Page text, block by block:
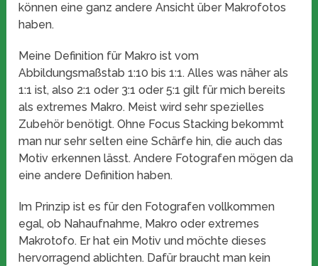
können eine ganz andere Ansicht über Makrofotos
haben.
Meine Definition für Makro ist vom
Abbildungsmaßstab 1:10 bis 1:1. Alles was näher als
1:1 ist, also 2:1 oder 3:1 oder 5:1 gilt für mich bereits
als extremes Makro. Meist wird sehr spezielles
Zubehör benötigt. Ohne Focus Stacking bekommt
man nur sehr selten eine Schärfe hin, die auch das
Motiv erkennen lässt. Andere Fotografen mögen da
eine andere Definition haben.
Im Prinzip ist es für den Fotografen vollkommen
egal, ob Nahaufnahme, Makro oder extremes
Makrotofo. Er hat ein Motiv und möchte dieses
hervorragend ablichten. Dafür braucht man kein